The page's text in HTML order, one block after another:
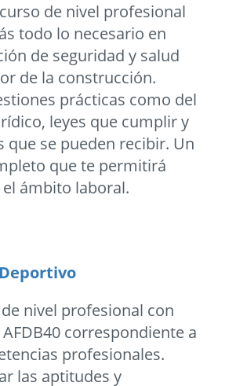
de nivel profesional
todo lo necesario en
de seguridad y salud
de la construcción.
prácticas como del
leyes que cumplir y
que se pueden recibir. Un
que te permitirá
ámbito laboral.
nivel profesional con
correspondiente a
profesionales.
las aptitudes y